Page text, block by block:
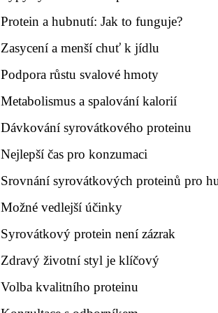
Protein a hubnutí: Jak to funguje?
Zasycení a menší chuť k jídlu
Podpora růstu svalové hmoty
Metabolismus a spalování kalorií
Dávkování syrovátkového proteinu
Nejlepší čas pro konzumaci
Srovnání syrovátkových proteinů pro
Možné vedlejší účinky
Syrovátkový protein není zázrak
Zdravý životní styl je klíčový
Volba kvalitního proteinu